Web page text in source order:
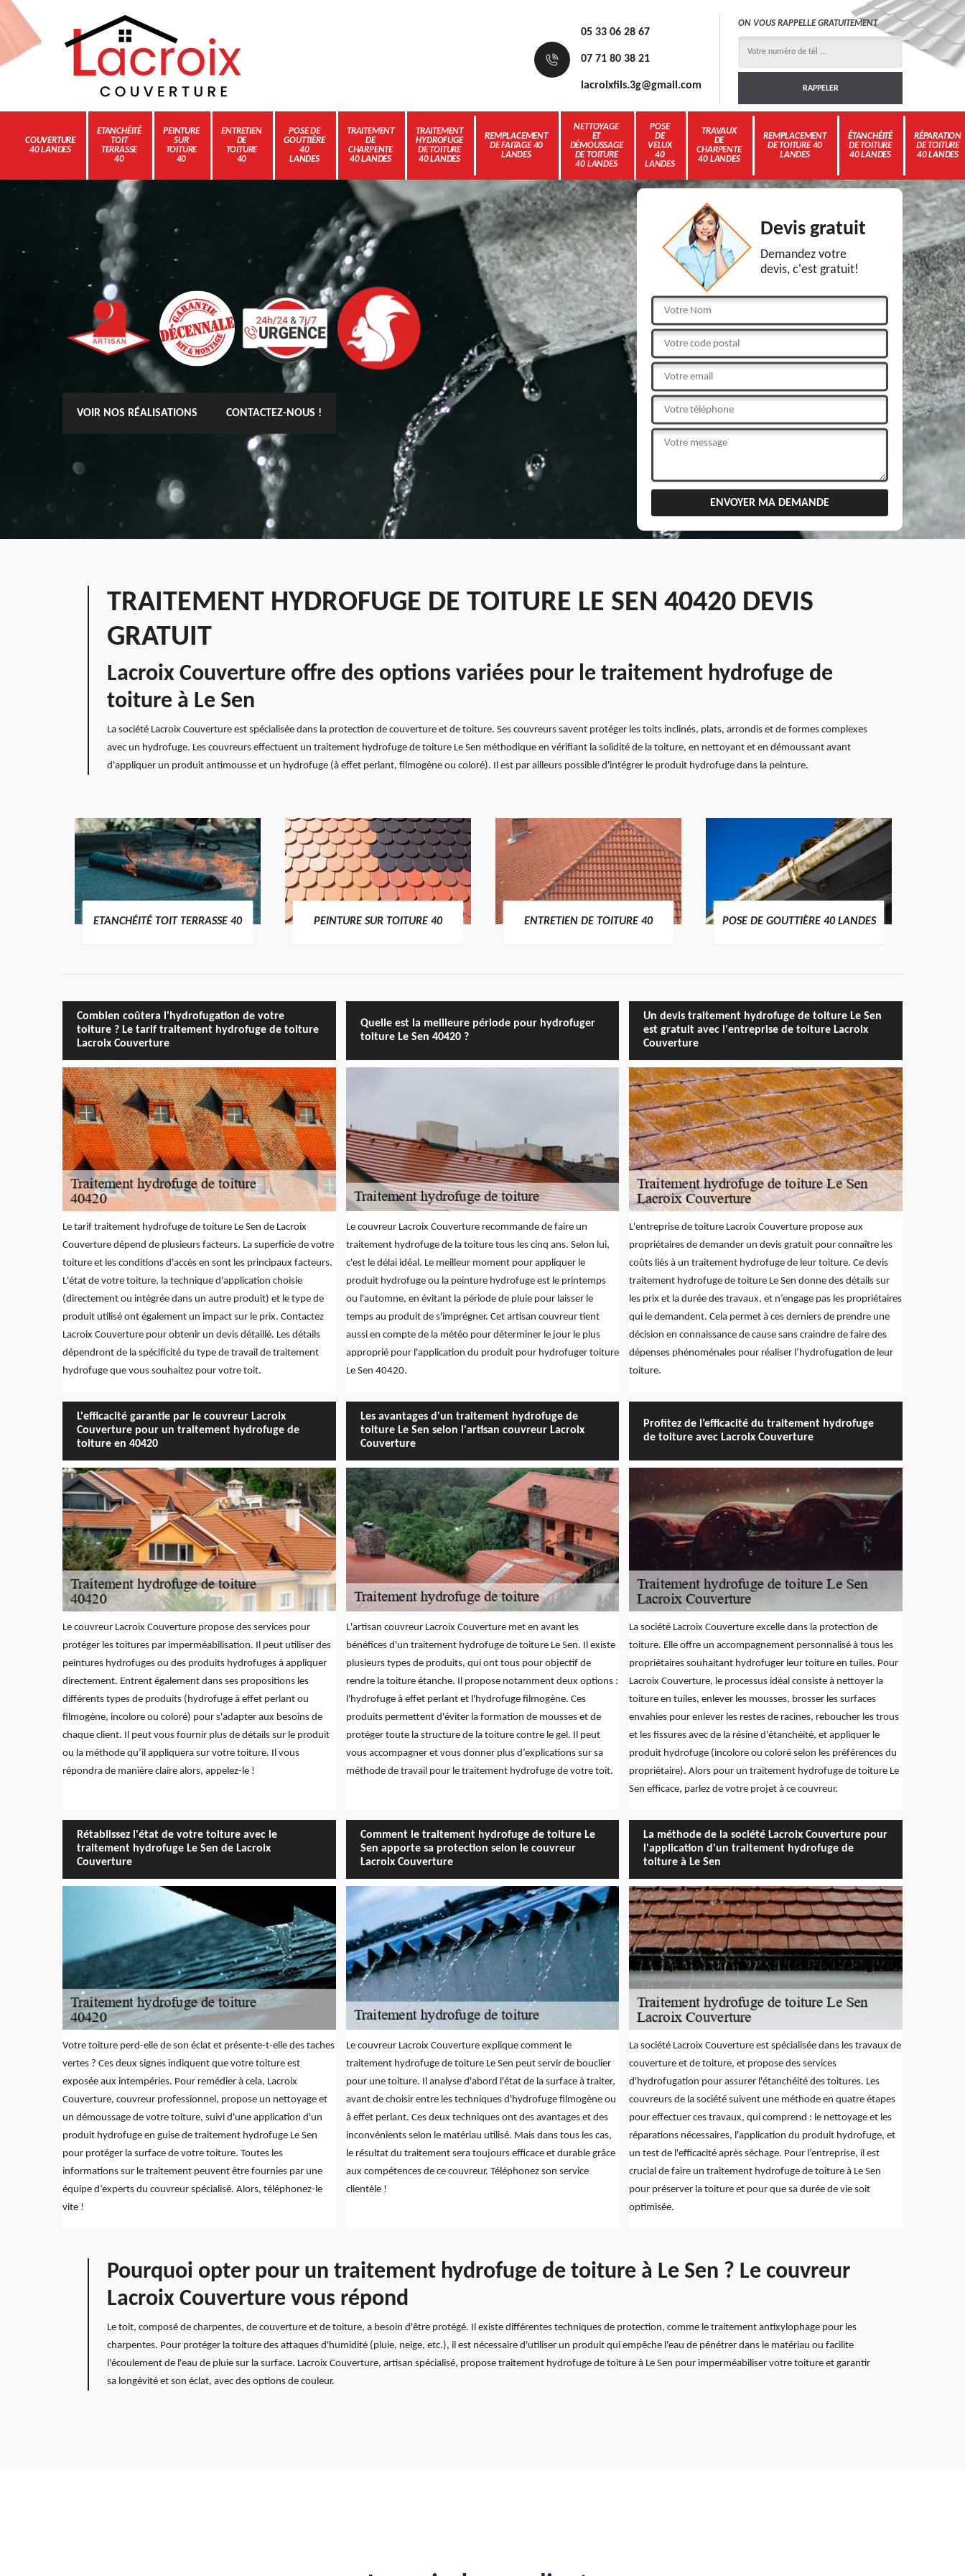
05 33 06 28 67
07 71 80 38 21
lacroixfils.3g@gmail.com
ON VOUS RAPPELLE GRATUITEMENT
COUVERTURE
40 LANDES
ETANCHÉITÉ
TOIT
TERRASSE
40
PEINTURE
SUR
TOITURE
40
ENTRETIEN
DE
TOITURE
40
POSE DE
GOUTTIÈRE
40
LANDES
TRAITEMENT
DE
CHARPENTE
40 LANDES
TRAITEMENT
HYDROFUGE
DE TOITURE
40 LANDES
REMPLACEMENT
DE FAITAGE 40
LANDES
NETTOYAGE
ET
DÉMOUSSAGE
DE TOITURE
40 LANDES
POSE
DE
VELUX
40
LANDES
TRAVAUX
DE
CHARPENTE
40 LANDES
REMPLACEMENT
DE TOITURE 40
LANDES
ÉTANCHÉITÉ
DE TOITURE
40 LANDES
RÉPARATION
DE TOITURE
40 LANDES
VOIR NOS RÉALISATIONS CONTACTEZ-NOUS !
Devis gratuit
Demandez votre
devis, c'est gratuit!
TRAITEMENT HYDROFUGE DE TOITURE LE SEN 40420 DEVIS
GRATUIT
Lacroix Couverture offre des options variées pour le traitement hydrofuge de
toiture à Le Sen
La société Lacroix Couverture est spécialisée dans la protection de couverture et de toiture. Ses couvreurs savent protéger les toits inclinés, plats, arrondis et de formes complexes
avec un hydrofuge. Les couvreurs effectuent un traitement hydrofuge de toiture Le Sen méthodique en vérifiant la solidité de la toiture, en nettoyant et en démoussant avant
d'appliquer un produit antimousse et un hydrofuge (à effet perlant, filmogène ou coloré). Il est par ailleurs possible d'intégrer le produit hydrofuge dans la peinture.
ETANCHÉITÉ TOIT TERRASSE 40 PEINTURE SUR TOITURE 40 ENTRETIEN DE TOITURE 40 POSE DE GOUTTIÈRE 40 LANDES
Combien coûtera l'hydrofugation de votre
toiture ? Le tarif traitement hydrofuge de toiture
Lacroix Couverture
Le tarif traitement hydrofuge de toiture Le Sen de Lacroix
Couverture dépend de plusieurs facteurs. La superficie de votre
toiture et les conditions d'accès en sont les principaux facteurs.
L'état de votre toiture, la technique d'application choisie
(directement ou intégrée dans un autre produit) et le type de
produit utilisé ont également un impact sur le prix. Contactez
Lacroix Couverture pour obtenir un devis détaillé. Les détails
dépendront de la spécificité du type de travail de traitement
hydrofuge que vous souhaitez pour votre toit.
Quelle est la meilleure période pour hydrofuger
toiture Le Sen 40420 ?
Le couvreur Lacroix Couverture recommande de faire un
traitement hydrofuge de la toiture tous les cinq ans. Selon lui,
c'est le délai idéal. Le meilleur moment pour appliquer le
produit hydrofuge ou la peinture hydrofuge est le printemps
ou l'automne, en évitant la période de pluie pour laisser le
temps au produit de s'imprégner. Cet artisan couvreur tient
aussi en compte de la météo pour déterminer le jour le plus
approprié pour l'application du produit pour hydrofuger toiture
Le Sen 40420.
Un devis traitement hydrofuge de toiture Le Sen
est gratuit avec l'entreprise de toiture Lacroix
Couverture
L'entreprise de toiture Lacroix Couverture propose aux
propriétaires de demander un devis gratuit pour connaître les
coûts liés à un traitement hydrofuge de leur toiture. Ce devis
traitement hydrofuge de toiture Le Sen donne des détails sur
les prix et la durée des travaux, et n’engage pas les propriétaires
qui le demandent. Cela permet à ces derniers de prendre une
décision en connaissance de cause sans craindre de faire des
dépenses phénoménales pour réaliser l’hydrofugation de leur
toiture.
L'efficacité garantie par le couvreur Lacroix
Couverture pour un traitement hydrofuge de
toiture en 40420
Le couvreur Lacroix Couverture propose des services pour
protéger les toitures par imperméabilisation. Il peut utiliser des
peintures hydrofuges ou des produits hydrofuges à appliquer
directement. Entrent également dans ses propositions les
différents types de produits (hydrofuge à effet perlant ou
filmogène, incolore ou coloré) pour s'adapter aux besoins de
chaque client. Il peut vous fournir plus de détails sur le produit
ou la méthode qu’il appliquera sur votre toiture. Il vous
répondra de manière claire alors, appelez-le !
Les avantages d'un traitement hydrofuge de
toiture Le Sen selon l'artisan couvreur Lacroix
Couverture
L'artisan couvreur Lacroix Couverture met en avant les
bénéfices d'un traitement hydrofuge de toiture Le Sen. Il existe
plusieurs types de produits, qui ont tous pour objectif de
rendre la toiture étanche. Il propose notamment deux options :
l'hydrofuge à effet perlant et l'hydrofuge filmogène. Ces
produits permettent d'éviter la formation de mousses et de
protéger toute la structure de la toiture contre le gel. Il peut
vous accompagner et vous donner plus d’explications sur sa
méthode de travail pour le traitement hydrofuge de votre toit.
Profitez de l’efficacité du traitement hydrofuge
de toiture avec Lacroix Couverture
La société Lacroix Couverture excelle dans la protection de
toiture. Elle offre un accompagnement personnalisé à tous les
propriétaires souhaitant hydrofuger leur toiture en tuiles. Pour
Lacroix Couverture, le processus idéal consiste à nettoyer la
toiture en tuiles, enlever les mousses, brosser les surfaces
envahies pour enlever les restes de racines, reboucher les trous
et les fissures avec de la résine d'étanchéité, et appliquer le
produit hydrofuge (incolore ou coloré selon les préférences du
propriétaire). Alors pour un traitement hydrofuge de toiture Le
Sen efficace, parlez de votre projet à ce couvreur.
Rétablissez l'état de votre toiture avec le
traitement hydrofuge Le Sen de Lacroix
Couverture
Votre toiture perd-elle de son éclat et présente-t-elle des taches
vertes ? Ces deux signes indiquent que votre toiture est
exposée aux intempéries. Pour remédier à cela, Lacroix
Couverture, couvreur professionnel, propose un nettoyage et
un démoussage de votre toiture, suivi d'une application d'un
produit hydrofuge en guise de traitement hydrofuge Le Sen
pour protéger la surface de votre toiture. Toutes les
informations sur le traitement peuvent être fournies par une
équipe d’experts du couvreur spécialisé. Alors, téléphonez-le
vite !
Comment le traitement hydrofuge de toiture Le
Sen apporte sa protection selon le couvreur
Lacroix Couverture
Le couvreur Lacroix Couverture explique comment le
traitement hydrofuge de toiture Le Sen peut servir de bouclier
pour une toiture. Il analyse d'abord l'état de la surface à traiter,
avant de choisir entre les techniques d'hydrofuge filmogène ou
à effet perlant. Ces deux techniques ont des avantages et des
inconvénients selon le matériau utilisé. Mais dans tous les cas,
le résultat du traitement sera toujours efficace et durable grâce
aux compétences de ce couvreur. Téléphonez son service
clientèle !
La méthode de la société Lacroix Couverture pour
l'application d'un traitement hydrofuge de
toiture à Le Sen
La société Lacroix Couverture est spécialisée dans les travaux de
couverture et de toiture, et propose des services
d'hydrofugation pour assurer l'étanchéité des toitures. Les
couvreurs de la société suivent une méthode en quatre étapes
pour effectuer ces travaux, qui comprend : le nettoyage et les
réparations nécessaires, l'application du produit hydrofuge, et
un test de l'efficacité après séchage. Pour l’entreprise, il est
crucial de faire un traitement hydrofuge de toiture à Le Sen
pour préserver la toiture et pour que sa durée de vie soit
optimisée.
Pourquoi opter pour un traitement hydrofuge de toiture à Le Sen ? Le couvreur
Lacroix Couverture vous répond
Le toit, composé de charpentes, de couverture et de toiture, a besoin d'être protégé. Il existe différentes techniques de protection, comme le traitement antixylophage pour les
charpentes. Pour protéger la toiture des attaques d'humidité (pluie, neige, etc.), il est nécessaire d'utiliser un produit qui empêche l'eau de pénétrer dans le matériau ou facilite
l'écoulement de l'eau de pluie sur la surface. Lacroix Couverture, artisan spécialisé, propose traitement hydrofuge de toiture à Le Sen pour imperméabiliser votre toiture et garantir
sa longévité et son éclat, avec des options de couleur.